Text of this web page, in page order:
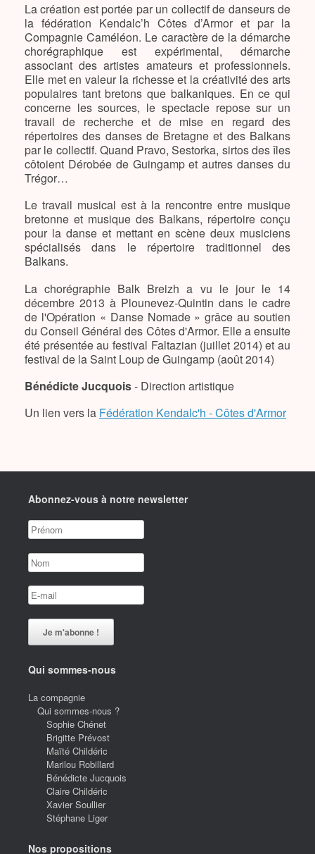
La création est portée par un collectif de danseurs de
la fédération Kendalc’h Côtes d’Armor et par la
Compagnie Caméléon. Le caractère de la démarche
chorégraphique est expérimental, démarche
associant des artistes amateurs et professionnels.
Elle met en valeur la richesse et la créativité des arts
populaires tant bretons que balkaniques. En ce qui
concerne les sources, le spectacle repose sur un
travail de recherche et de mise en regard des
répertoires des danses de Bretagne et des Balkans
par le collectif. Quand Pravo, Sestorka, sirtos des îles
côtoient Dérobée de Guingamp et autres danses du
Trégor…
Le travail musical est à la rencontre entre musique
bretonne et musique des Balkans, répertoire conçu
pour la danse et mettant en scène deux musiciens
spécialisés dans le répertoire traditionnel des
Balkans.
La chorégraphie Balk Breizh a vu le jour le 14
décembre 2013 à Plounevez-Quintin dans le cadre
de l'Opération « Danse Nomade » grâce au soutien
du Conseil Général des Côtes d'Armor. Elle a ensuite
été présentée au festival Faltazian (juillet 2014) et au
festival de la Saint Loup de Guingamp (août 2014)
Bénédicte Jucquois- Direction artistique
Un lien vers la Fédération Kendalc'h - Côtes d'Armor
Abonnez-vous à notre newsletter
Qui sommes-nous
La compagnie
Qui sommes-nous ?
Sophie Chénet
Brigitte Prévost
Maïté Childéric
Marilou Robillard
Bénédicte Jucquois
Claire Childéric
Xavier Soullier
Stéphane Liger
Nos propositions